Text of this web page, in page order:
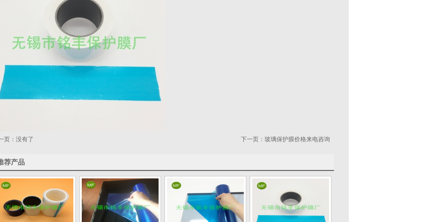
下一页： 玻璃保护膜价格来电咨询
页：没有了
荐产品